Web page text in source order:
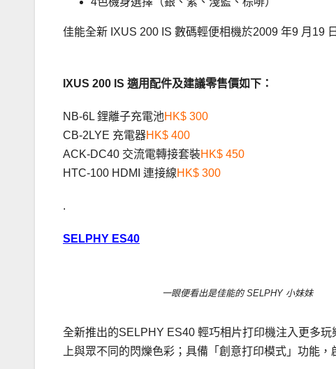
佳能全新 IXUS 200 IS 數碼輕便相機於2009 年9 月19
IXUS 200 IS 適用配件及建議零售價如下：
NB-6L 鋰離子充電池HK$ 300
CB-2LYE 充電器HK$ 400
ACK-DC40 交流電轉接套裝HK$ 450
HTC-100 HDMI 連接線HK$ 300
.
SELPHY ES40
一眼便看出是佳能的 SELPHY 小妹妹
全新推出的SELPHY ES40 輕巧相片打印機注入更多
上與眾不同的閃爍色彩；具備「創意打印模式」功能